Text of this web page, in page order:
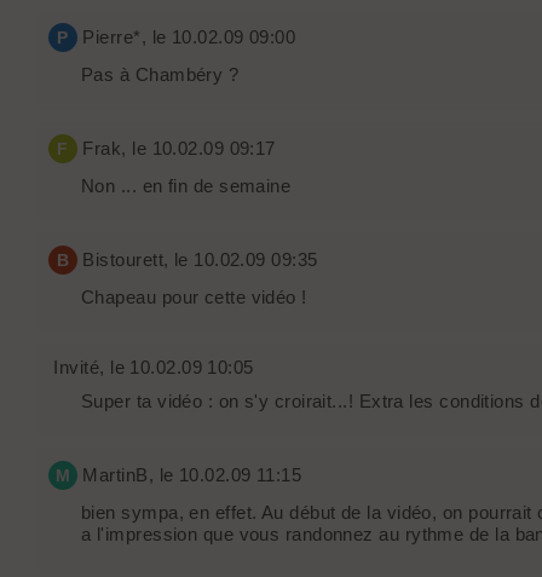
P Pierre*, le 10.02.09 09:00
Pas à Chambéry ?
F Frak, le 10.02.09 09:17
Non ... en fin de semaine
B Bistourett, le 10.02.09 09:35
Chapeau pour cette vidéo !
Invité, le 10.02.09 10:05
Super ta vidéo : on s'y croirait...! Extra les conditions
M MartinB, le 10.02.09 11:15
bien sympa, en effet. Au début de la vidéo, on
a l'impression que vous randonnez au rythme de la